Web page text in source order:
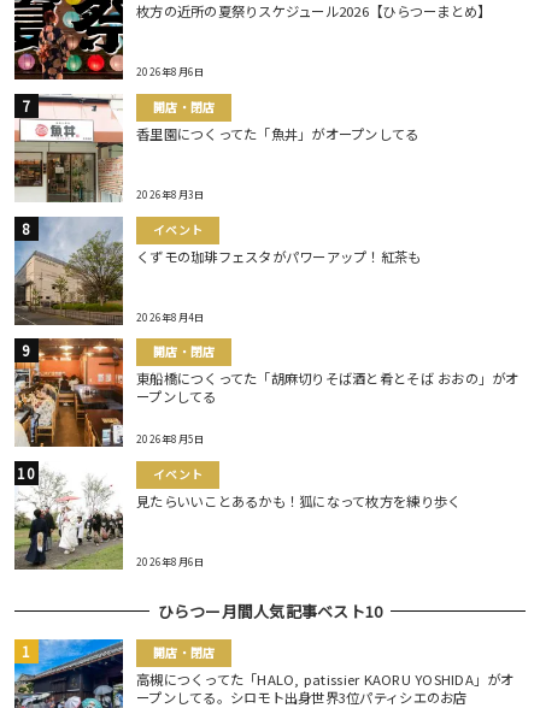
枚方の近所の夏祭りスケジュール2026【ひらつーまとめ】
2026年8月6日
開店・閉店
香里園につくってた「魚丼」がオープンしてる
2026年8月3日
イベント
くずモの珈琲フェスタがパワーアップ！紅茶も
2026年8月4日
開店・閉店
東船橋につくってた「胡麻切りそば酒と肴とそば おおの」がオ
ープンしてる
2026年8月5日
イベント
見たらいいことあるかも！狐になって枚方を練り歩く
2026年8月6日
ひらつー月間人気記事ベスト10
開店・閉店
高槻につくってた「HALO, patissier KAORU YOSHIDA」がオ
ープンしてる。シロモト出身世界3位パティシエのお店